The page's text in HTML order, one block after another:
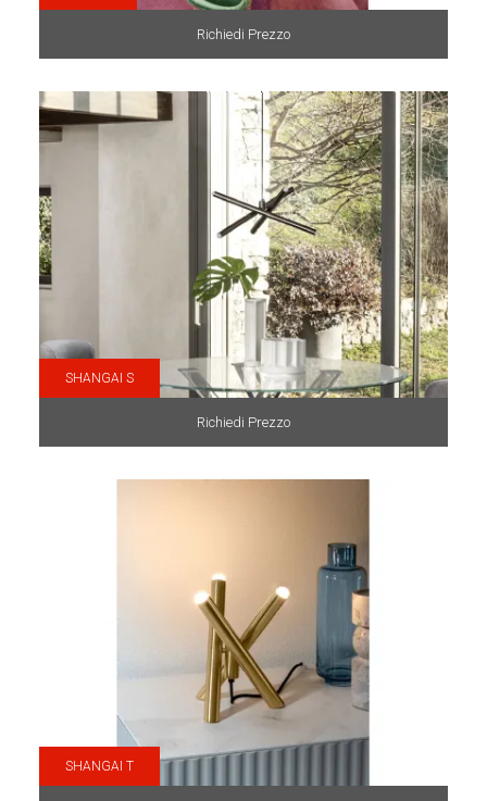
Richiedi Prezzo
SHANGAI S
Richiedi Prezzo
SHANGAI T